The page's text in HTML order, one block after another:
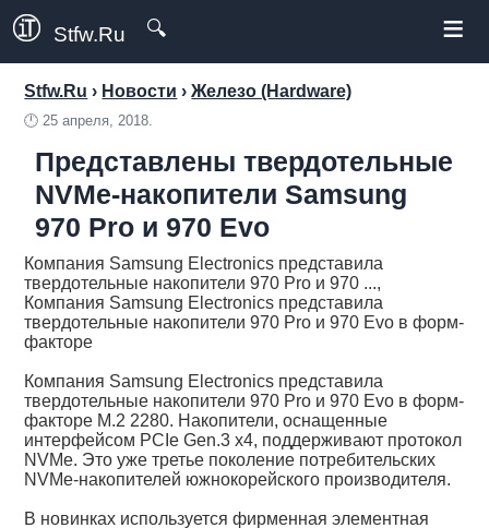
Stfw.Ru 🔍 ≡
Stfw.Ru › Новости ›Железо (Hardware)
🕛25 апреля, 2018.
Представлены твердотельные
NVMe-накопители Samsung
970 Pro и 970 Evo
Компания Samsung Electronics представила
твердотельные накопители 970 Pro и 970 ...,
Компания Samsung Electronics представила
твердотельные накопители 970 Pro и 970 Evo в форм-
факторе
Компания Samsung Electronics представила
твердотельные накопители 970 Pro и 970 Evo в форм-
факторе M.2 2280. Накопители, оснащенные
интерфейсом PCIe Gen.3 x4, поддерживают протокол
NVMe. Это уже третье поколение потребительских
NVMe-накопителей южнокорейского производителя.
В новинках используется фирменная элементная